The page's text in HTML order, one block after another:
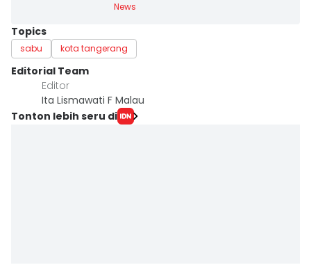
News
Topics
sabu kota tangerang
Editorial Team
Editor
Ita Lismawati F Malau
Tonton lebih seru di